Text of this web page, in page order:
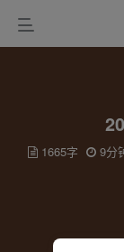
1665字 9分